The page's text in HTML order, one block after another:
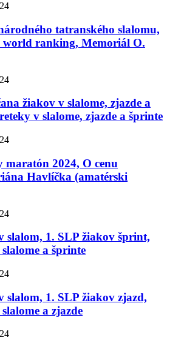
tatranského slalomu,
world ranking, Memoriál O.
žiakov v slalome, zjazde a
v slalome, zjazde a šprinte
2024, O cenu
Havlíčka (amatérski
slalom, 1. SLP žiakov šprint,
a šprinte
slalom, 1. SLP žiakov zjazd,
a zjazde